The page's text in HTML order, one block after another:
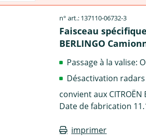
n° art.: 137110-06732-3
Faisceau
BERLINGO
Passage à la valise:
Désactivation
convient aux
Date de fabrication
imprimer